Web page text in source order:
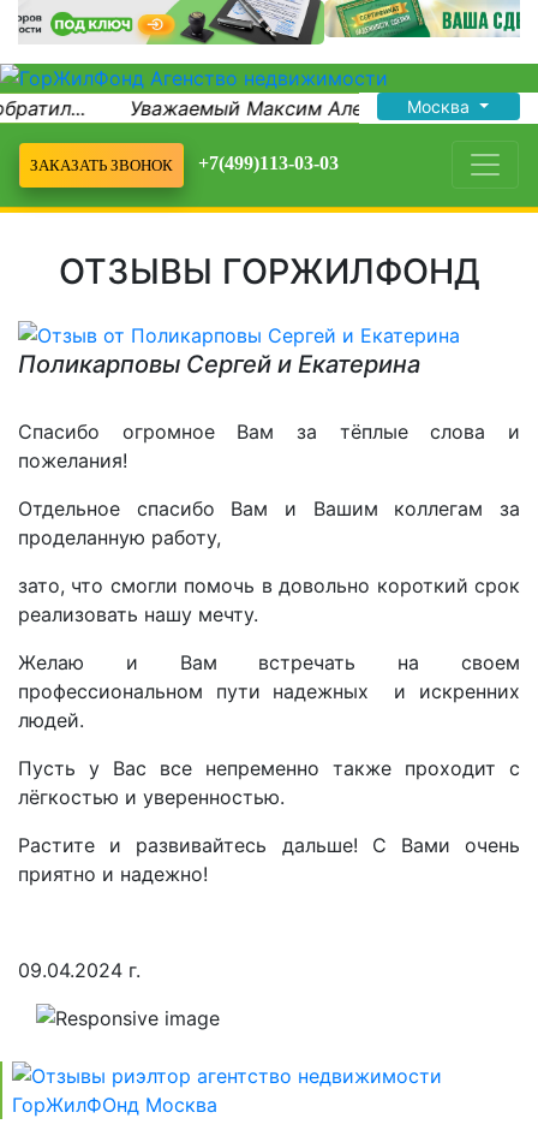
Уважаемый Максим Александрович!
Москва
ЗАКАЗАТЬ ЗВОНОК +7(499)113-03-03
ОТЗЫВЫ ГОРЖИЛФОНД
Поликарповы Сергей и Екатерина
Спасибо огромное Вам за тёплые слова и
пожелания!
Отдельное спасибо Вам и Вашим коллегам за
проделанную работу,
зато, что смогли помочь в довольно короткий срок
реализовать нашу мечту.
Желаю и Вам встречать на своем
профессиональном пути надежных и искренних
людей.
Пусть у Вас все непременно также проходит с
лёгкостью и уверенностью.
Растите и развивайтесь дальше! С Вами очень
приятно и надежно!
09.04.2024 г.